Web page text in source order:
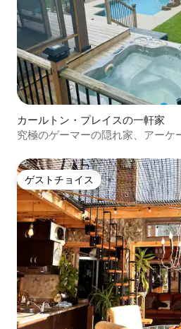
カールトン・プレイスの一軒家
究極のゲーマーの隠れ家、アーケ
ゲストチョイス
ゲストチョイス